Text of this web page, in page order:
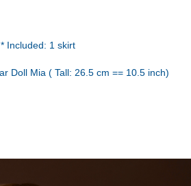
* Included: 1 skirt